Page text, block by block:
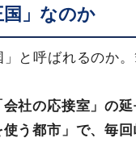
」なのか
と呼ばれるのか
会社の応接室」の
使う都市」で、毎